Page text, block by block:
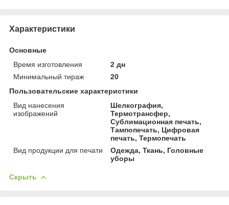
Характеристики
Основные
Время изготовления
2 дн
Минимальный тираж
20
Пользовательские характеристики
Вид нанесения
изображений
Шелкография,
Термотрансфер,
Сублимационная печать,
Тампопечать, Цифровая
печать, Термопечать
Вид продукции для печати
Одежда, Ткань, Головные
уборы
Скрыть